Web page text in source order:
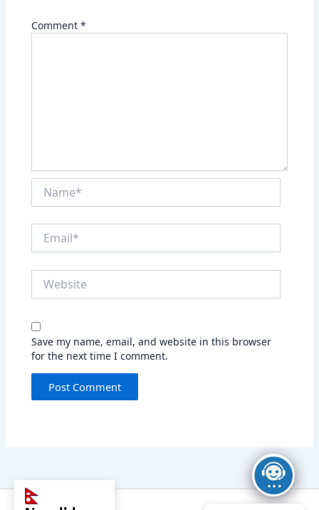
Comment*
Save my name, email, and website in this browser
for the next time I comment.